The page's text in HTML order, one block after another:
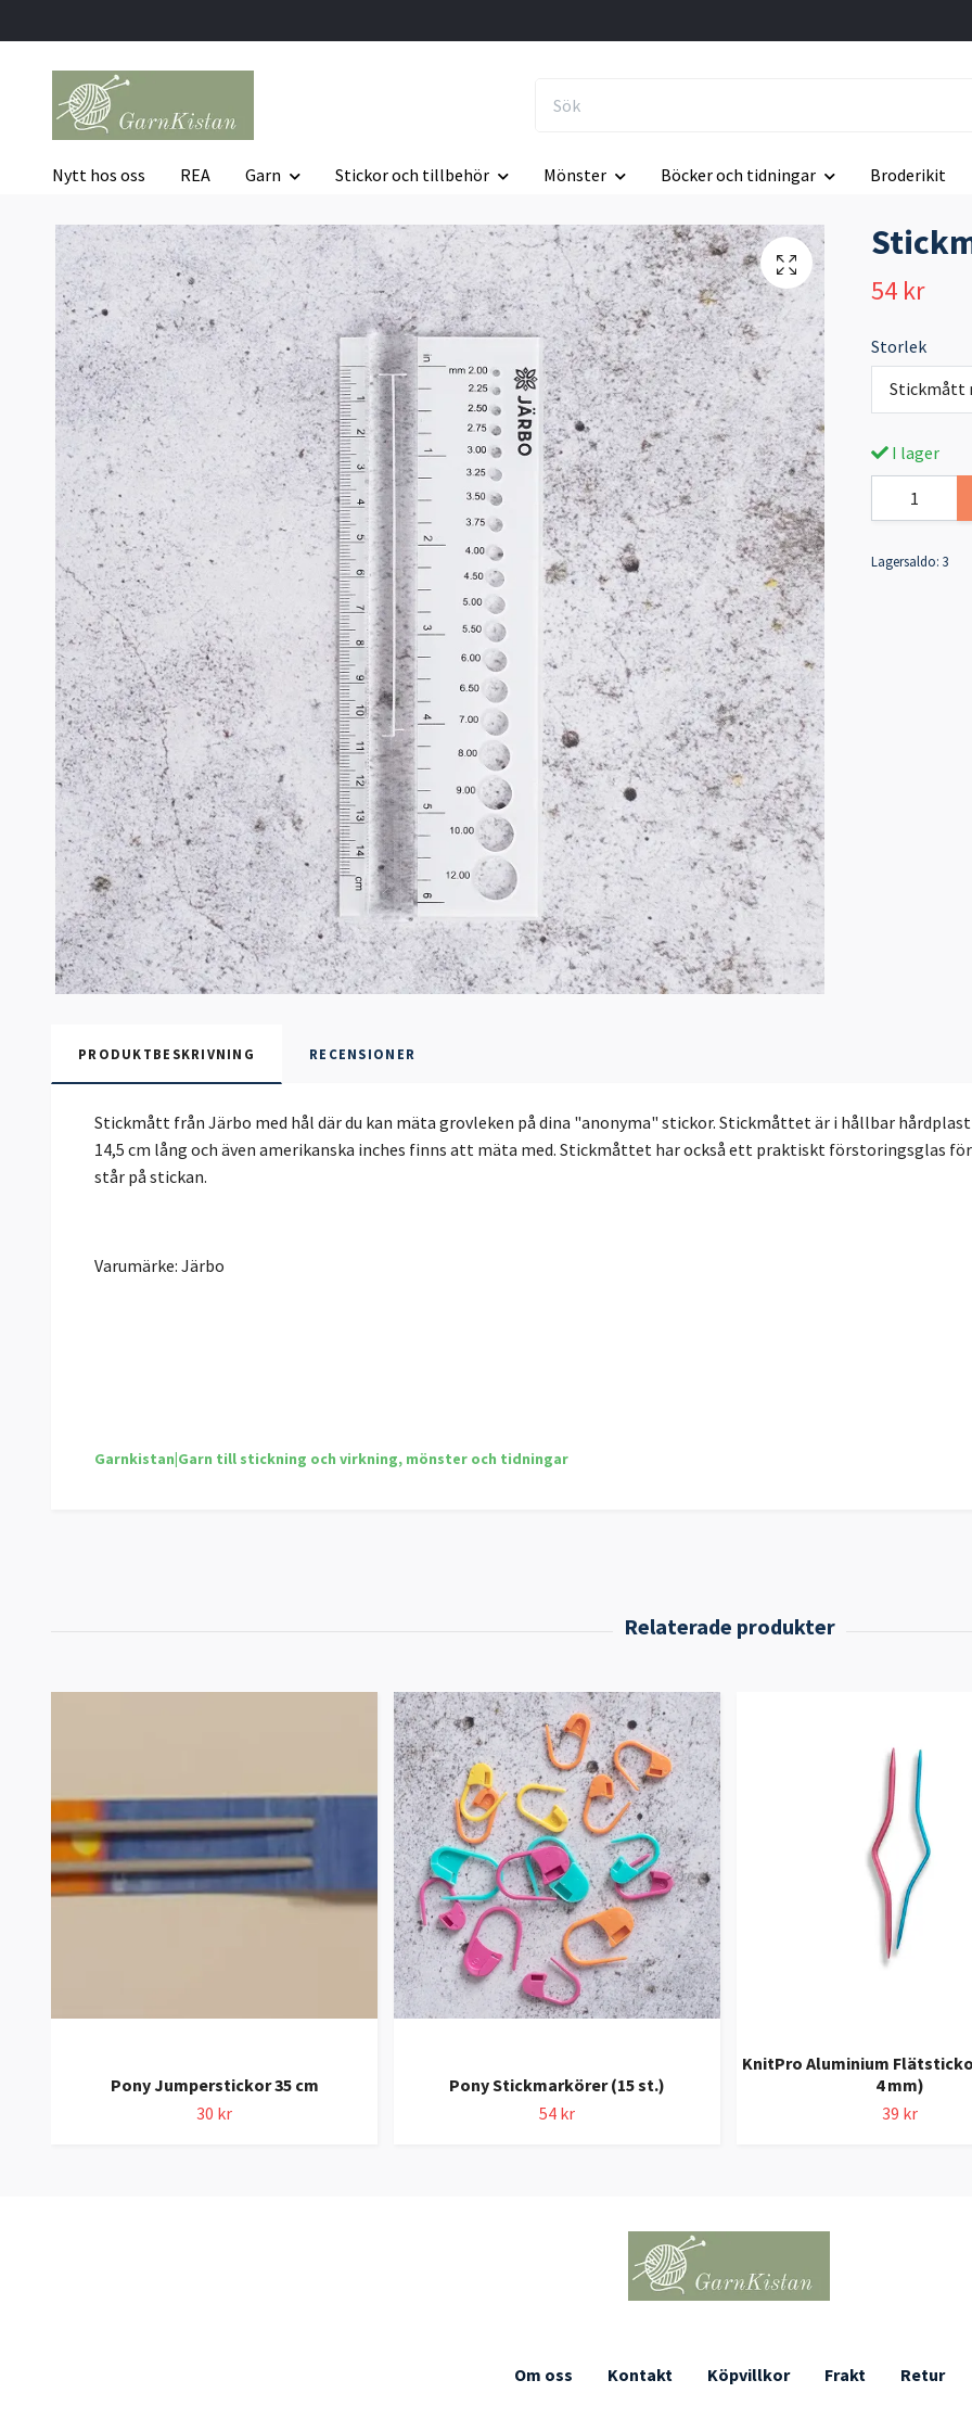
Nytt hos oss REA Garn Stickor och tillbehör Mönster Böcker och tidningar Broderikit
54 kr
Storlek
Stickmått
I lager
Lagersaldo: 3
PRODUKTBESKRIVNING RECENSIONER
Stickmått från Järbo med hål där du kan mäta grovleken på dina "anonyma" stickor. Stickmåttet är i hållbar
14,5 cm lång och även amerikanska inches finns att mäta med. Stickmåttet har också ett praktiskt förstoringsglas
står på stickan.
Varumärke: Järbo
Garnkistan|Garn till stickning och virkning, mönster och tidningar
Pony Jumperstickor 35 cm
30 kr
Pony Stickmarkörer (15 st.)
54 kr
KnitPro Aluminium
4 mm)
39 kr
Om oss Kontakt Köpvillkor Frakt Retur